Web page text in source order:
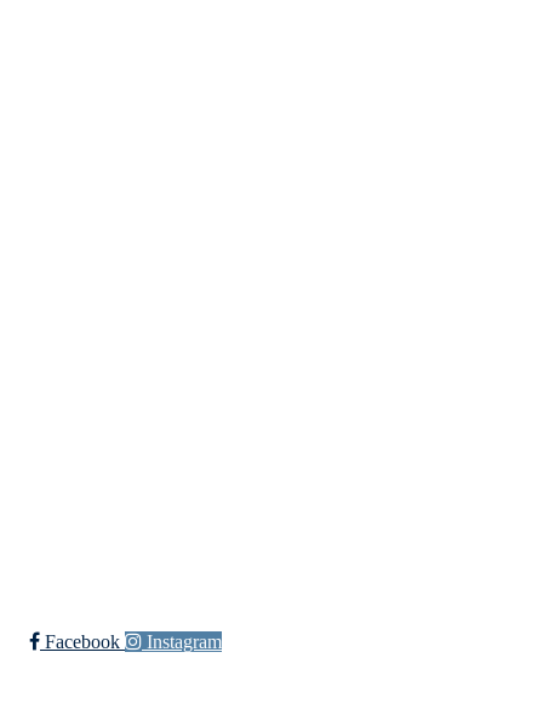
Facebook Instagram